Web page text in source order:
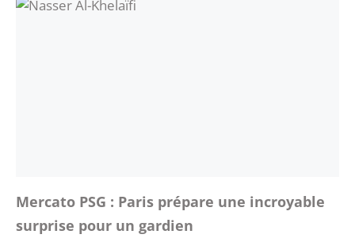
Mercato PSG : Paris prépare une incroyable
surprise pour un gardien